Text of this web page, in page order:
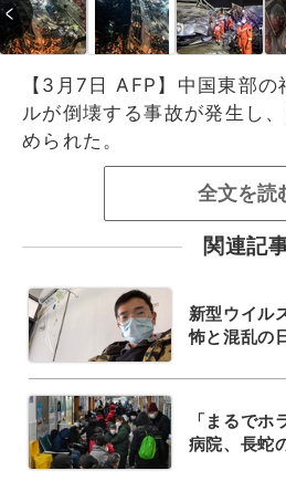
【3月7日 AFP】中国東部
ルが倒壊する事故が発生し
められた。
全文を読
関連記
新型ウイル
怖と混乱の
「まるで
病院、長蛇